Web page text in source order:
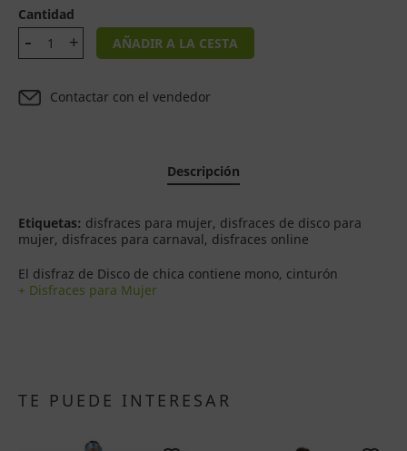
Cantidad
AÑADIR A LA CESTA
Contactar con el vendedor
Descripción
Etiquetas: disfraces para mujer, disfraces de disco para
mujer, disfraces para carnaval, disfraces online
El disfraz de Disco de chica contiene mono, cinturón
+ Disfraces para Mujer
TE PUEDE INTERESAR